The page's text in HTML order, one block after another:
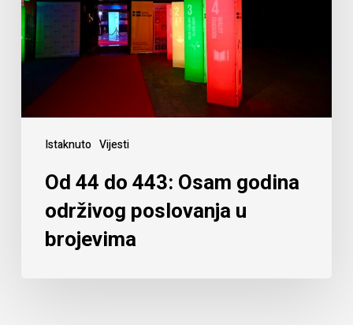
Istaknuto Vijesti
Od 44 do 443: Osam godina
održivog poslovanja u
brojevima